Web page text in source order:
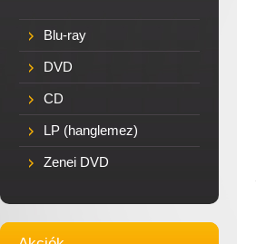
Blu-ray
DVD
CD
LP (hanglemez)
Zenei DVD